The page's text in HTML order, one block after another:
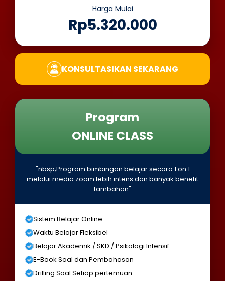
Harga Mulai
Rp5.320.000
KONSULTASIKAN SEKARANG
Program
ONLINE CLASS
"nbsp;Program bimbingan belajar secara 1 on 1
melalui media zoom lebih intens dan banyak benefit
tambahan"
Sistem Belajar Online
Waktu Belajar Fleksibel
Belajar Akademik / SKD / Psikologi Intensif
E-Book Soal dan Pembahasan
Drilling Soal Setiap pertemuan